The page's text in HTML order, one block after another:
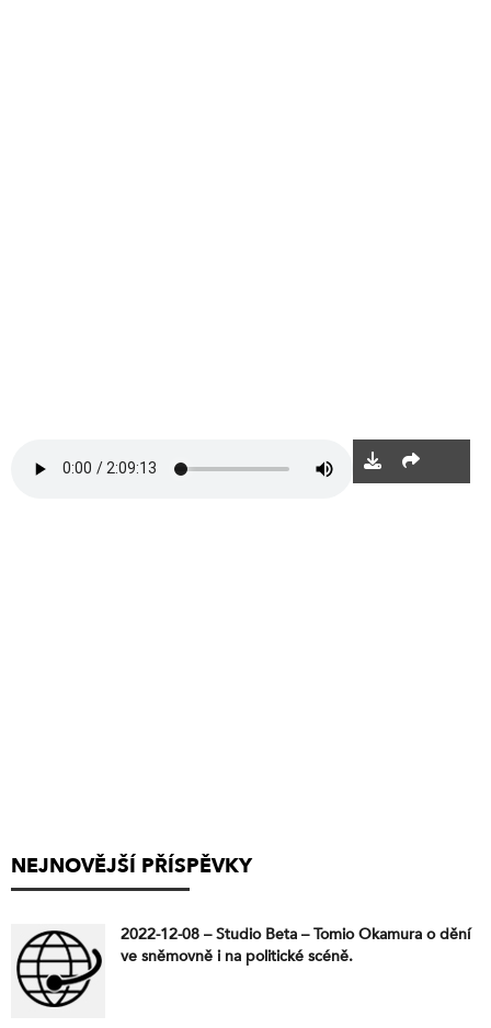
NEJNOVĚJŠÍ PŘÍSPĚVKY
2022-12-08 – Studio Beta – Tomio Okamura o dění
ve sněmovně i na politické scéně.